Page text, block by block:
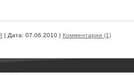
| Дата: 07.06.2010 | Комментарии (1)